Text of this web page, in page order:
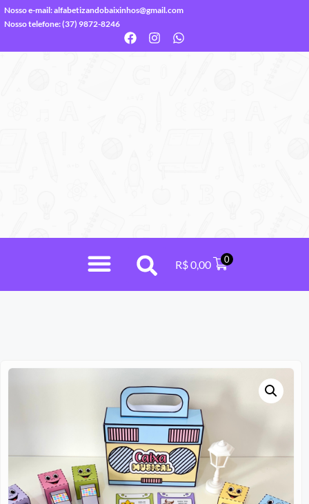
Nosso e-mail:alfabetizandobaixinhos@gmail.com
Nosso telefone: (37) 9872-8246
R$0,00 0